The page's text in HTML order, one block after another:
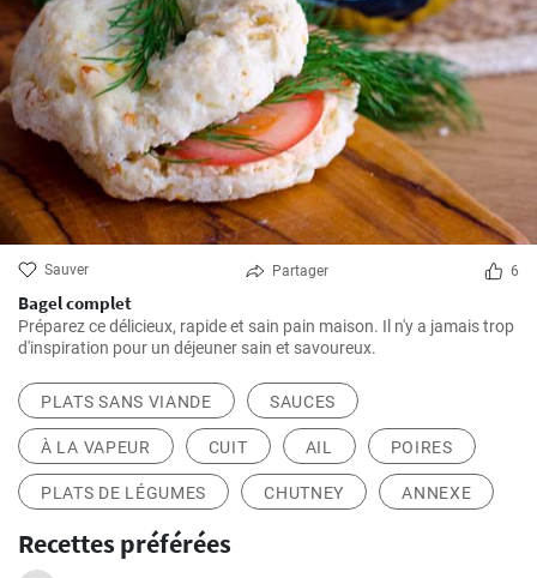
Sauver Partager 6
Bagel complet
Préparez ce délicieux, rapide et sain pain maison. Il n'y a jamais trop
d'inspiration pour un déjeuner sain et savoureux.
PLATS SANS VIANDE SAUCES
À LA VAPEUR CUIT AIL POIRES
PLATS DE LÉGUMES CHUTNEY ANNEXE
Recettes préférées